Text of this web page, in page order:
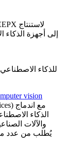
vision
الذكاء
والآلات
يُطلب من عدد